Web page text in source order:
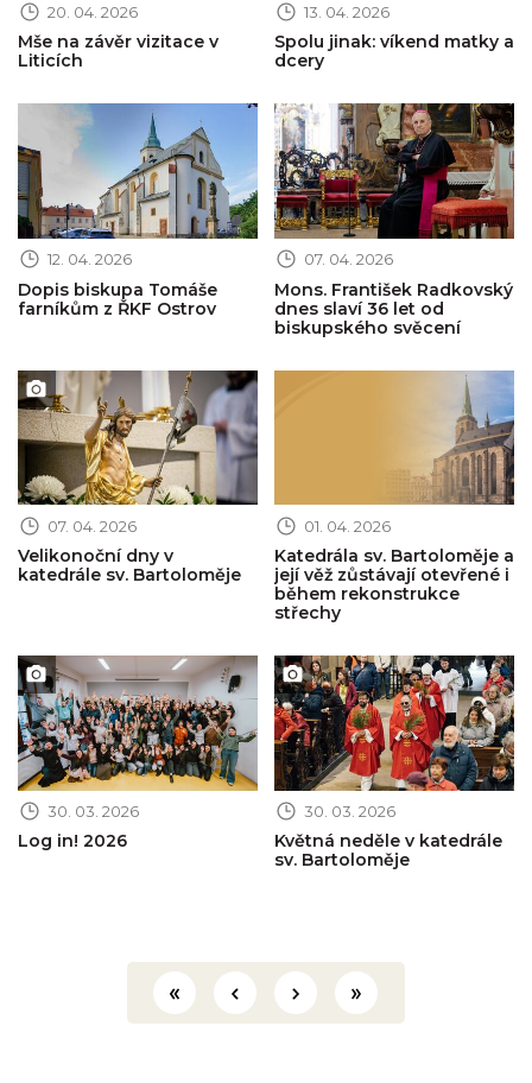
20. 04. 2026
Mše na závěr vizitace v
Liticích
13. 04. 2026
Spolu jinak: víkend matky a
dcery
Obrázek novinky
12. 04. 2026
Dopis biskupa Tomáše
farníkům z ŘKF Ostrov
Obrázek novinky
07. 04. 2026
Mons. František Radkovský
dnes slaví 36 let od
biskupského svěcení
Obrázek novinky
07. 04. 2026
Velikonoční dny v
katedrále sv. Bartoloměje
01. 04. 2026
Katedrála sv. Bartoloměje a
její věž zůstávají otevřené i
během rekonstrukce
střechy
Obrázek novinky
30. 03. 2026
Log in! 2026
Obrázek novinky
30. 03. 2026
Květná neděle v katedrále
sv. Bartoloměje